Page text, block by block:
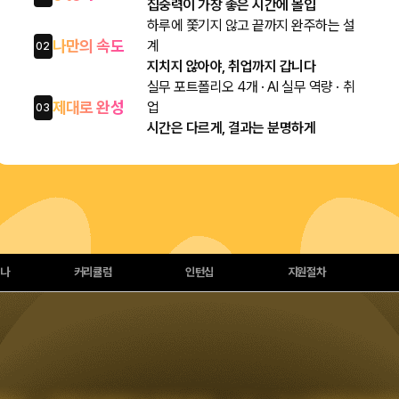
집중력이 가장 좋은 시간에 몰입
02 나만의 속도
하루에 쫓기지 않고 끝까지 완주하는 설
계
지치지 않아야, 취업까지 갑니다
03 제대로 완성
실무 포트폴리오 4개 · AI 실무 역량 · 취
업
시간은 다르게, 결과는 분명하게
커리큘럼 인턴십 지원절차